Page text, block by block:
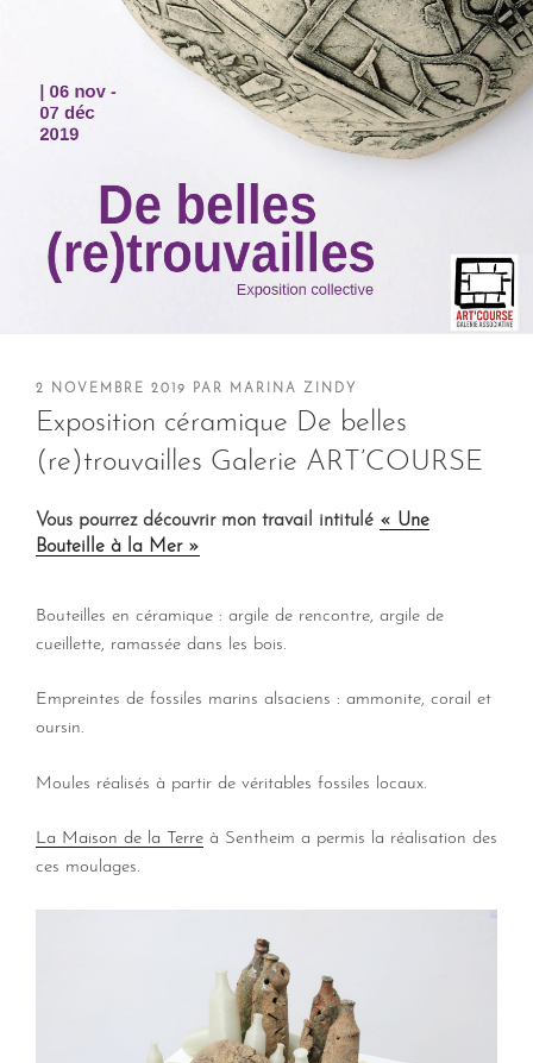
PUBLIÉ
LE
2 NOVEMBRE 2019 PAR MARINA ZINDY
Exposition céramique De belles
(re)trouvailles Galerie ART’COURSE
Vous pourrez découvrir mon travail intitulé « Une
Bouteille à la Mer »
Bouteilles en céramique : argile de rencontre, argile de
cueillette, ramassée dans les bois.
Empreintes de fossiles marins alsaciens : ammonite, corail et
oursin.
Moules réalisés à partir de véritables fossiles locaux.
La Maison de la Terre à Sentheim a permis la réalisation des
ces moulages.